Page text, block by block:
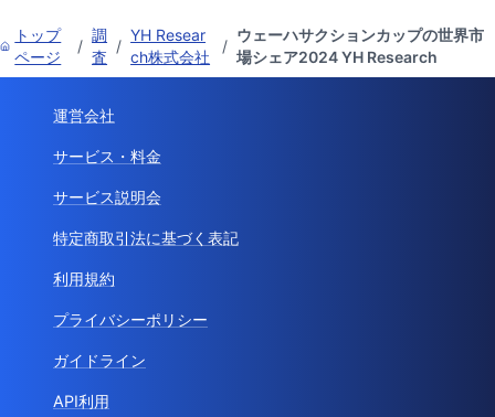
トップ
ページ
/
調
査
/
YH Resear
ch株式会社
/
ウェーハサクションカップの世界市
場シェア2024 YH Research
運営会社
サービス・料金
サービス説明会
特定商取引法に基づく表記
利用規約
プライバシーポリシー
ガイドライン
API利用